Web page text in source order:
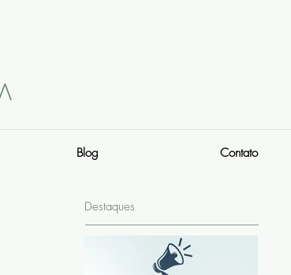
Blog Contato
Destaques